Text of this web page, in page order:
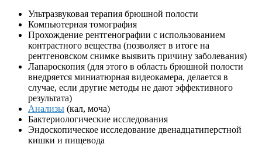
Ультразвуковая терапия брюшной полости
Компьютерная томография
Прохождение рентгенографии с использованием
контрастного вещества (позволяет в итоге на
рентгеновском снимке выявить причину заболевания)
Лапароскопия (для этого в область брюшной полости
внедряется миниатюрная видеокамера, делается в
случае, если другие методы не дают эффективного
результата)
Анализы (кал, моча)
Бактериологические исследования
Эндоскопическое исследование двенадцатиперстной
кишки и пищевода